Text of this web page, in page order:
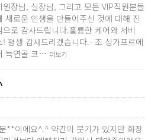
원장님, 실장님, 그리고 모든 VIP직원분들
새로운 인생을 만들어주신 것에 대해 진
으로 감사드립니다.훌륭한 케어와 서비
! 평생 감사드리겠습니다.- 조 싱가포르에
늑연골 코… 더보기
**이에요^.^ 약간의 붓기가 있지만 화장